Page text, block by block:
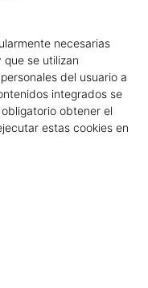
necesarias
se utilizan
del usuario a
integrados se
obtener el
estas cookies en